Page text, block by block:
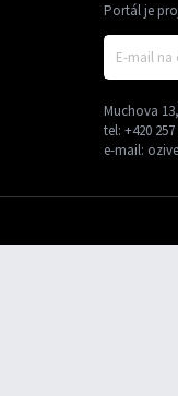
Portál je
Muchova
tel: +420
e-mail: